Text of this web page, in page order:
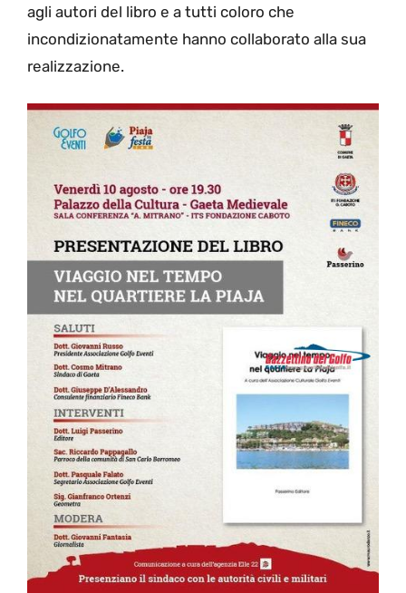
agli autori del libro e a tutti coloro che
incondizionatamente hanno collaborato alla sua
realizzazione.